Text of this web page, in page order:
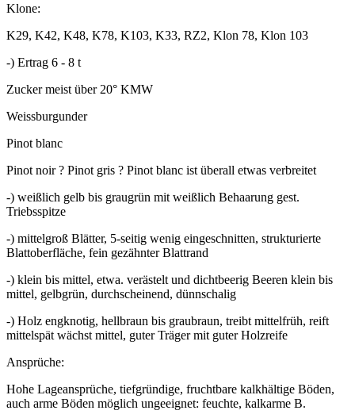
Klone:
K29, K42, K48, K78, K103, K33, RZ2, Klon 78, Klon 103
-) Ertrag 6 - 8 t
Zucker meist über 20° KMW
Weissburgunder
Pinot blanc
Pinot noir ? Pinot gris ? Pinot blanc ist überall etwas verbreitet
-) weißlich gelb bis graugrün mit weißlich Behaarung gest.
Triebsspitze
-) mittelgroß Blätter, 5-seitig wenig eingeschnitten, strukturierte
Blattoberfläche, fein gezähnter Blattrand
-) klein bis mittel, etwa. verästelt und dichtbeerig Beeren klein bis
mittel, gelbgrün, durchscheinend, dünnschalig
-) Holz engknotig, hellbraun bis graubraun, treibt mittelfrüh, reift
mittelspät wächst mittel, guter Träger mit guter Holzreife
Ansprüche:
Hohe Lageansprüche, tiefgründige, fruchtbare kalkhältige Böden,
auch arme Böden möglich ungeeignet: feuchte, kalkarme B.